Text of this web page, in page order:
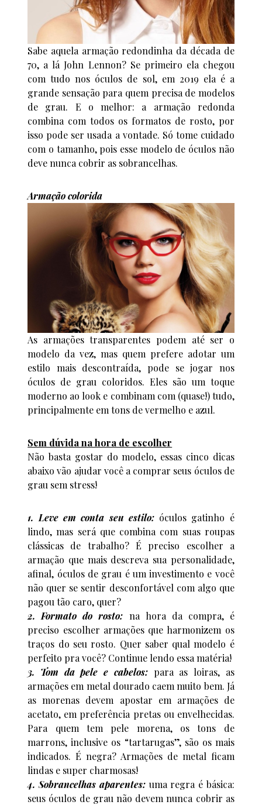
Sabe aquela armação redondinha da década de
70, a lá John Lennon? Se primeiro ela chegou
com tudo nos óculos de sol, em 2019 ela é a
grande sensação para quem precisa de modelos
de grau. E o melhor: a armação redonda
combina com todos os formatos de rosto, por
isso pode ser usada a vontade. Só tome cuidado
com o tamanho, pois esse modelo de óculos não
deve nunca cobrir as sobrancelhas.
Armação colorida
As armações transparentes podem até ser o
modelo da vez, mas quem prefere adotar um
estilo mais descontraída, pode se jogar nos
óculos de grau coloridos. Eles são um toque
moderno ao look e combinam com (quase!) tudo,
principalmente em tons de vermelho e azul.
Sem dúvida na hora de escolher
Não basta gostar do modelo, essas cinco dicas
abaixo vão ajudar você a comprar seus óculos de
grau sem stress!
1. Leve em conta seu estilo:óculos gatinho é
lindo, mas será que combina com suas roupas
clássicas de trabalho? É preciso escolher a
armação que mais descreva sua personalidade,
afinal, óculos de grau é um investimento e você
não quer se sentir desconfortável com algo que
pagou tão caro, quer?
2. Formato do rosto: na hora da compra, é
preciso escolher armações que harmonizem os
traços do seu rosto. Quer saber qual modelo é
perfeito pra você? Continue lendo essa matéria!
3. Tom da pele e cabelos: para as loiras, as
armações em metal dourado caem muito bem. Já
as morenas devem apostar em armações de
acetato, em preferência pretas ou envelhecidas.
Para quem tem pele morena, os tons de
marrons, inclusive os “tartarugas”, são os mais
indicados. É negra? Armações de metal ficam
lindas e super charmosas!
4. Sobrancelhas aparentes: uma regra é básica:
seus óculos de grau não devem nunca cobrir as